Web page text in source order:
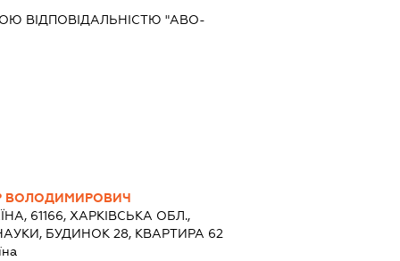
ВІДПОВІДАЛЬНІСТЮ "АВО-
ВОЛОДИМИРОВИЧ
61166, ХАРКІВСЬКА ОБЛ.,
БУДИНОК 28, КВАРТИРА 62